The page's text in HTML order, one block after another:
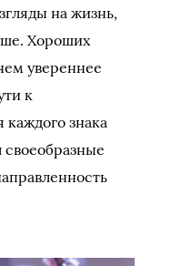
на жизнь,
Хороших
увереннее
к
знака
своеобразные